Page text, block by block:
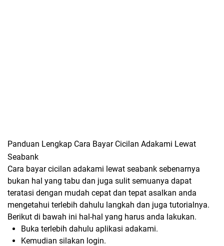
Panduan Lengkap Cara Bayar Cicilan Adakami Lewat
Seabank
Cara bayar cicilan adakami lewat seabank sebenarnya
bukan hal yang tabu dan juga sulit semuanya dapat
teratasi dengan mudah cepat dan tepat asalkan anda
mengetahui terlebih dahulu langkah dan juga tutorialnya.
Berikut di bawah ini hal-hal yang harus anda lakukan.
Buka terlebih dahulu aplikasi adakami.
Kemudian silakan login.